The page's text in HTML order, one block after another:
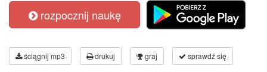
rozpocznij naukę
ściągnij mp3 drukuj graj sprawdź się